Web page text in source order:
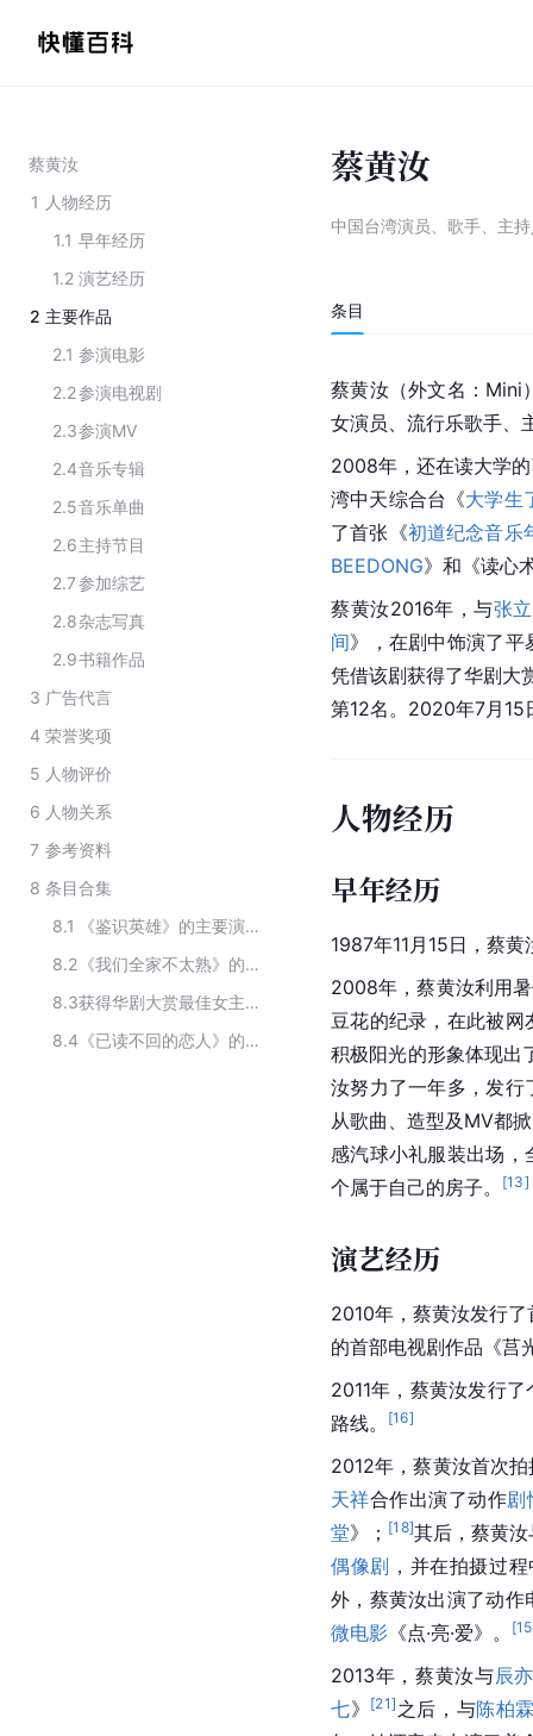
蔡黄汝
1 人物经历
1.1 早年经历
1.2 演艺经历
2 主要作品
2.1 参演电影
2.2参演电视剧
2.3参演MV
2.4音乐专辑
2.5音乐单曲
2.6主持节目
2.7参加综艺
2.8杂志写真
2.9书籍作品
3 广告代言
4 荣誉奖项
5 人物评价
6 人物关系
7 参考资料
8 条目合集
8.1
《鉴识英雄》的主要演员
8.2
《我们全家不太熟》的主要演员
8.3
获得华剧大赏最佳女主角奖的艺人名单
8.4
《已读不回的恋人》的主要演员
蔡黄汝
中国台湾演员、歌手、主
条目
蔡黄汝（外文名：Mini
女演员、流行乐歌手、
2008年，还在读大学
湾中天综合台《大学生
了首张《初道纪念音乐
BEEDONG》和《读心
蔡黄汝2016年，与张
间》，在剧中饰演了
凭借该剧获得了华剧大
第12名。2020年7月15
人物经历
早年经历
1987年11月15日，蔡
2008年，蔡黄汝利用
豆花的纪录，在此被
积极阳光的形象体现出
汝努力了一年多，发行
从歌曲、造型及MV都
感汽球小礼服装出场，
个属于自己的房子。
[13]
演艺经历
2010年，蔡黄汝发行
的首部电视剧作品《莒
2011年，蔡黄汝发行
路线。
[16]
2012年，蔡黄汝首次
天祥合作出演了动作剧
堂》； [18]其后，蔡黄汝
偶像剧 ，并在拍摄过
外，蔡黄汝出演了动
微电影 《点·亮·爱》。 [15
2013年，蔡黄汝与辰
七》 [21] 之后，与陈柏